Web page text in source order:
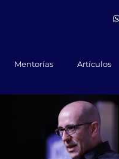
Mentorías Artículos